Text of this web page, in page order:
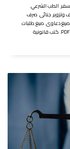
,الطب الشرعي,
وتزوير,جنائى,صرف
صيغ دعاوى,صيغ طلبات,
,كتب قانونية